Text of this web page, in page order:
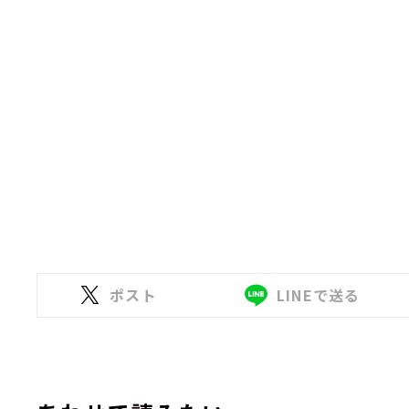
ポスト LINEで送る